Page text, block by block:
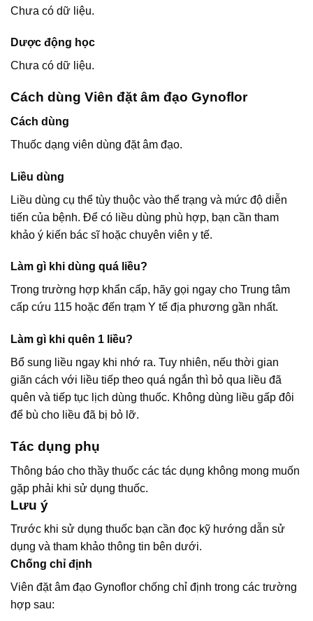
Chưa có dữ liệu.
Dược động học
Chưa có dữ liệu.
Cách dùng Viên đặt âm đạo Gynoflor
Cách dùng
Thuốc dạng viên dùng đặt âm đạo.
Liều dùng
Liều dùng cụ thể tùy thuộc vào thể trạng và mức độ diễn
tiến của bệnh. Để có liều dùng phù hợp, bạn cần tham
khảo ý kiến bác sĩ hoặc chuyên viên y tế.
Làm gì khi dùng quá liều?
Trong trường hợp khẩn cấp, hãy gọi ngay cho Trung tâm
cấp cứu 115 hoặc đến trạm Y tế địa phương gần nhất.
Làm gì khi quên 1 liều?
Bổ sung liều ngay khi nhớ ra. Tuy nhiên, nếu thời gian
giãn cách với liều tiếp theo quá ngắn thì bỏ qua liều đã
quên và tiếp tục lịch dùng thuốc. Không dùng liều gấp đôi
để bù cho liều đã bị bỏ lỡ.
Tác dụng phụ
Thông báo cho thầy thuốc các tác dụng không mong muốn
gặp phải khi sử dụng thuốc.
Lưu ý
Trước khi sử dụng thuốc bạn cần đọc kỹ hướng dẫn sử
dụng và tham khảo thông tin bên dưới.
Chống chỉ định
Viên đặt âm đạo Gynoflor chống chỉ định trong các trường
hợp sau: